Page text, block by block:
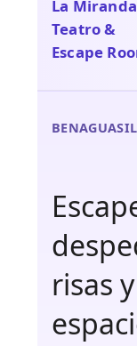
La Miranda
Teatro &
Escape
risas